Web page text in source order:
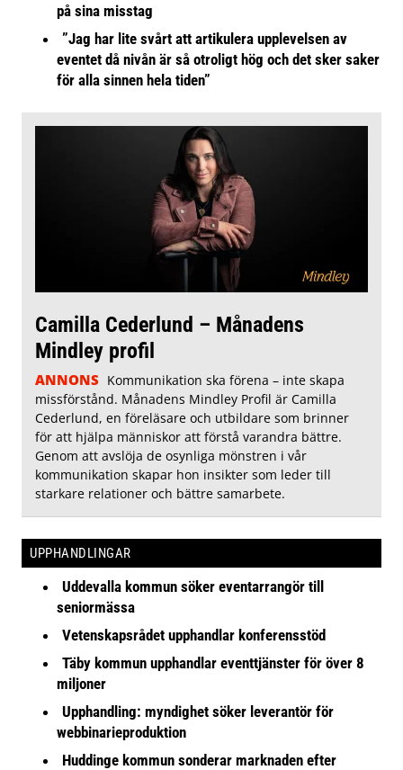
på sina misstag
”Jag har lite svårt att artikulera upplevelsen av
eventet då nivån är så otroligt hög och det sker saker
för alla sinnen hela tiden”
Camilla Cederlund – Månadens
Mindley profil
ANNONS Kommunikation ska förena – inte skapa
missförstånd. Månadens Mindley Profil är Camilla
Cederlund, en föreläsare och utbildare som brinner
för att hjälpa människor att förstå varandra bättre.
Genom att avslöja de osynliga mönstren i vår
kommunikation skapar hon insikter som leder till
starkare relationer och bättre samarbete.
UPPHANDLINGAR
Uddevalla kommun söker eventarrangör till
seniormässa
Vetenskapsrådet upphandlar konferensstöd
Täby kommun upphandlar eventtjänster för över 8
miljoner
Upphandling: myndighet söker leverantör för
webbinarieproduktion
Huddinge kommun sonderar marknaden efter